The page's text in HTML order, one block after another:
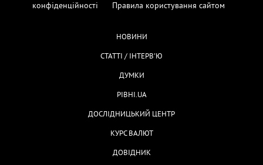
конфіденційності
Правила користування сайтом
НОВИНИ
СТАТТІ / ІНТЕРВ'Ю
ДУМКИ
РІВНІ.UA
ДОСЛІДНИЦЬКИЙ ЦЕНТР
КУРС ВАЛЮТ
ДОВІДНИК